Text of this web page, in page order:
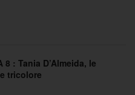
8 : Tania D’Almeida, le
tricolore